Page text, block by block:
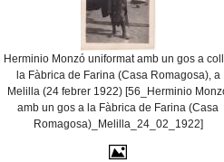
Herminio Monzó uniformat amb un gos a
la Fàbrica de Farina (Casa Romagosa), a
Melilla (24 febrer 1922) [56_Herminio
amb un gos a la Fàbrica de Farina (Casa
Romagosa)_Melilla_24_02_1922]